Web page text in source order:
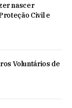
nascer
Civil e
Voluntários de